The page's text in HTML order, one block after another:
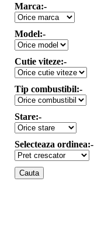
Marca:-
Model:-
Cutie viteze:-
Tip combustibil:-
Stare:-
Selecteaza ordinea:-